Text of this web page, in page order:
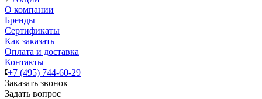
О компании
Бренды
Сертификаты
Как заказать
Оплата и доставка
Контакты
+7 (495) 744-60-29
Заказать звонок
Задать вопрос